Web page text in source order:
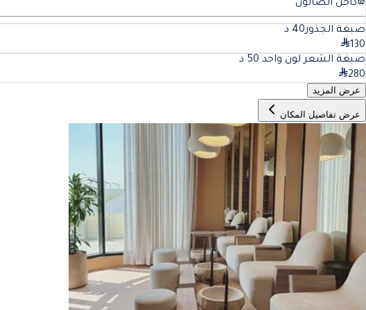
داخل الصالون
صبغة الجذور40 د
130
صبغة الشعر لون واحد 50 د
280
عرض المزيد
عرض تفاصيل المكان